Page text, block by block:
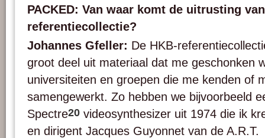
PACKED: Van waar komt de uitrusting
referentiecollectie?
Johannes Gfeller: De HKB-
groot deel uit materiaal dat me geschonken
universiteiten en groepen die me kenden of
samengewerkt. Zo hebben we bijvoorbeeld
Spectre20 videosynthesizer uit 1974 die ik
en dirigent Jacques Guyonnet van de